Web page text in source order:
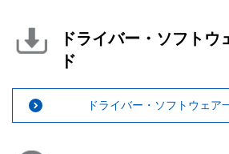
ドライバー・ソフトウ
ド
ドライバー・ソフトウェア